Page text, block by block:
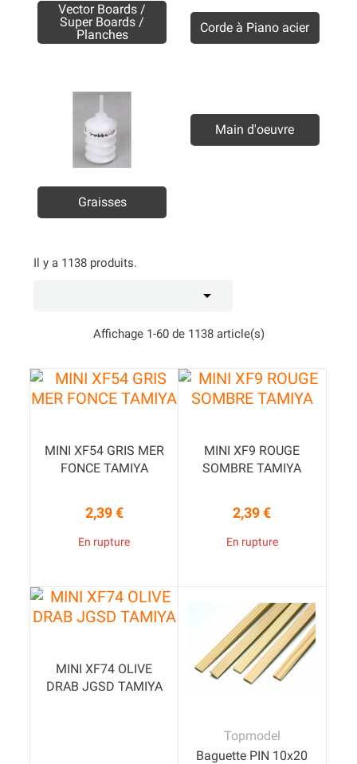
Vector Boards /
Super Boards /
Planches
Corde à Piano acier
Graisses
Main d'oeuvre
Il y a 1138 produits.

Affichage 1-60 de 1138 article(s)
MINI XF54 GRIS MER
FONCE TAMIYA
Prix
2,39 €
En rupture
MINI XF9 ROUGE
SOMBRE TAMIYA
Prix
2,39 €
En rupture
MINI XF74 OLIVE
DRAB JGSD TAMIYA
Topmodel
Baguette PIN 10x20